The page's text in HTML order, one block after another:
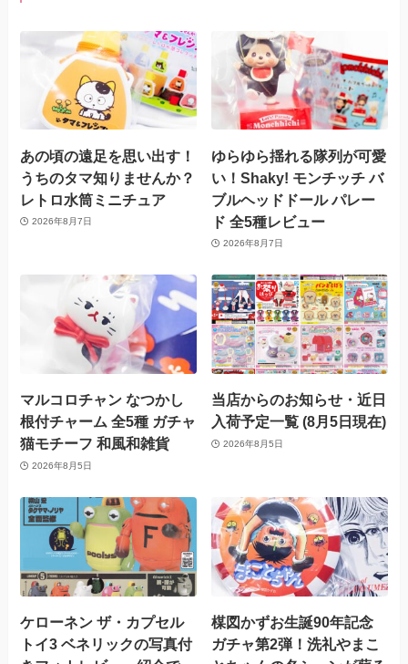
あの頃の遠足を思い出す！
うちのタマ知りませんか？
レトロ水筒ミニチュア
2026年8月7日
ゆらゆら揺れる隊列が可愛
い！Shaky! モンチッチ バ
ブルヘッドドール パレー
ド 全5種レビュー
2026年8月7日
マルコロチャン なつかし
根付チャーム 全5種 ガチャ
猫モチーフ 和風和雑貨
2026年8月5日
当店からのお知らせ・近日
入荷予定一覧 (8月5日現在)
2026年8月5日
ケローネン ザ・カプセル
トイ3 ベネリックの写真付
楳図かずお生誕90年記念
ガチャ第2弾！洗礼やまこ